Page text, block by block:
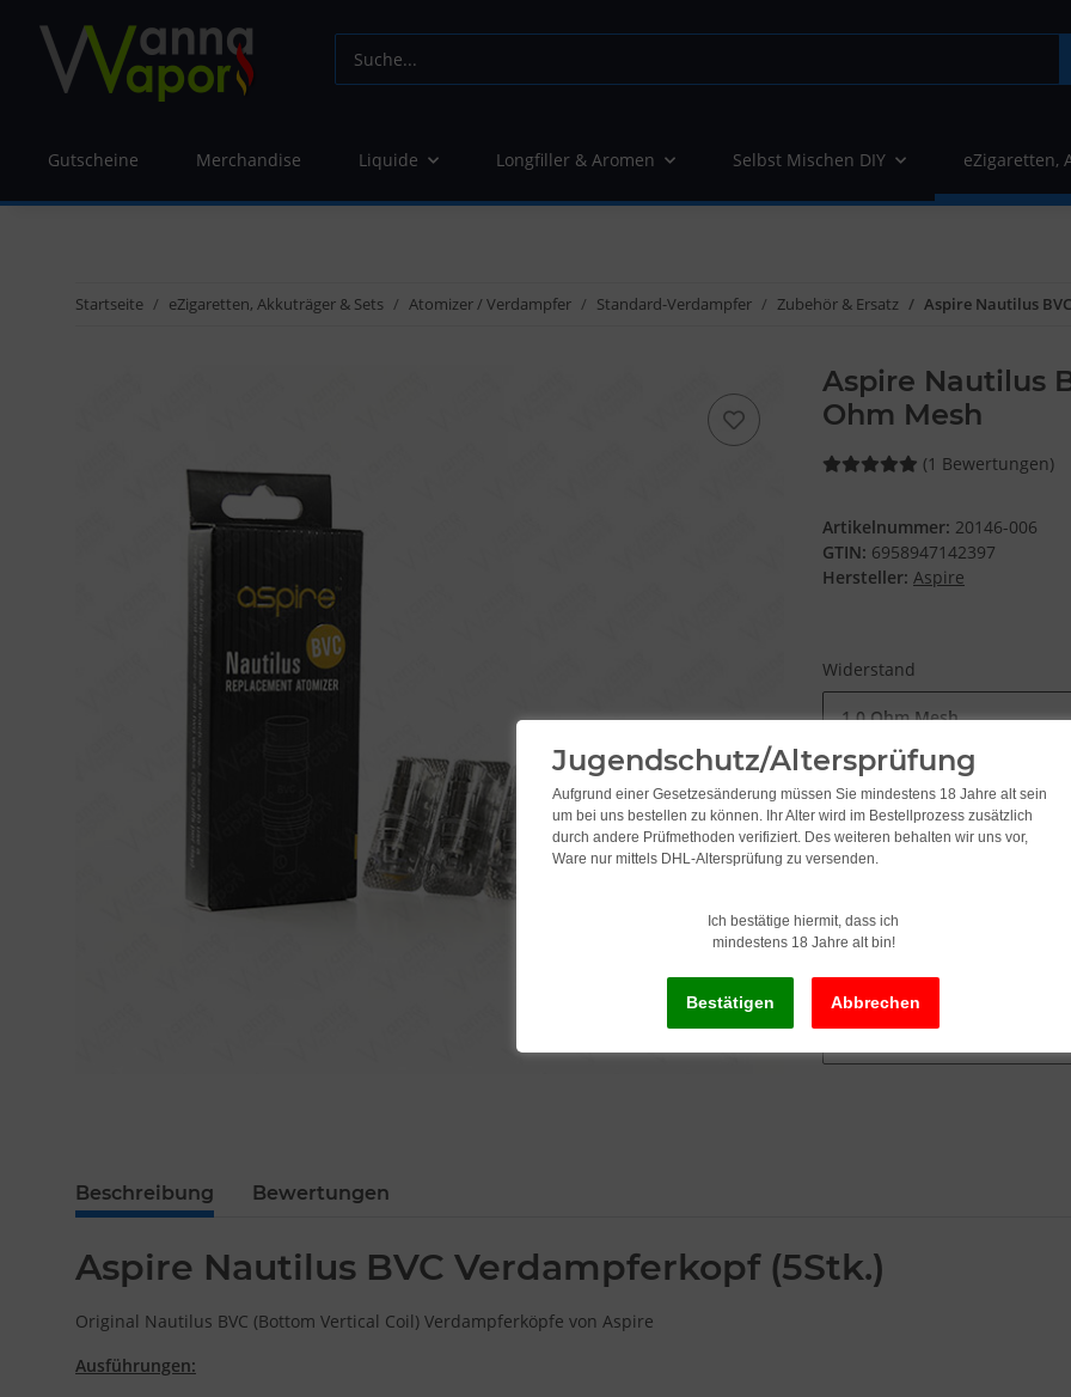
Gutscheine Merchandise Liquide Longfiller & Aromen Selbst Mischen DIY eZigaretten,
Startseite eZigaretten, Akkuträger & Sets Atomizer / Verdampfer Standard-Verdampfer Zubehör & Ersatz Aspire Nautilus
Aspire Nautilus
Ohm Mesh
(1 Bewertungen)
Artikelnummer: 20146-006
GTIN: 6958947142397
Hersteller: Aspire
Widerstand
1.0 Ohm Mesh
12,45
inkl. 19% USt. , zzgl.
Lieferzeit:2 - 3 Werktage (DE -
Beschreibung Bewertungen
Aspire Nautilus BVC Verdampferkopf (5Stk.)
Original Nautilus BVC (Bottom Vertical Coil) Verdampferköpfe von Aspire
Ausführungen:
Jugendschutz/Altersprüfung
Aufgrund einer Gesetzesänderung müssen Sie mindestens 18 Jahre alt sein
um bei uns bestellen zu können. Ihr Alter wird im Bestellprozess zusätzlich
durch andere Prüfmethoden verifiziert. Des weiteren behalten wir uns vor,
Ware nur mittels DHL-Altersprüfung zu versenden.
Ich bestätige hiermit, dass ich
mindestens 18 Jahre alt bin!